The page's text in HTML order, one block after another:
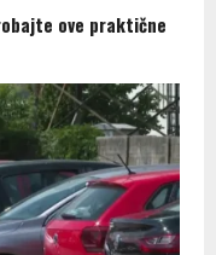
ove praktične